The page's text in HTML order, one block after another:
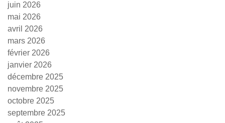
juin 2026
mai 2026
avril 2026
mars 2026
février 2026
janvier 2026
décembre 2025
novembre 2025
octobre 2025
septembre 2025